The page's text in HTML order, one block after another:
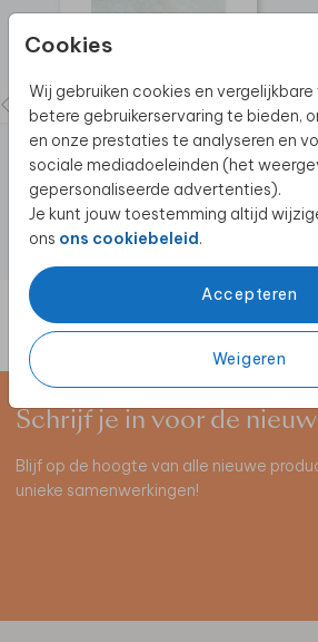
Cookies
Wij gebruiken cookies en
betere gebruikerservaring te bieden,
en onze prestaties te analyseren en
sociale mediadoeleinden (het
gepersonaliseerde advertenties).
Je kunt jouw toestemming altijd
ons ons cookiebeleid.
Accepteren
Weigeren
Schrijf je in voor de
Blijf op de hoogte van alle nieuwe
unieke samenwerkingen!